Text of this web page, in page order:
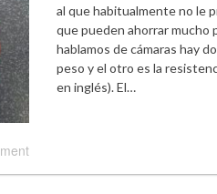
al que habitualmente no le
que pueden ahorrar mucho
hablamos de cámaras hay
peso y el otro es la
en inglés). El…